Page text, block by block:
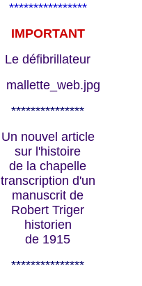
****************
IMPORTANT
Le défibrillateur
***************
Un nouvel article
sur l'histoire
de la chapelle
transcription d'un
manuscrit de
Robert Triger
historien
de 1915
***************